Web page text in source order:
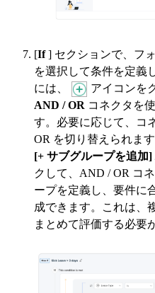
[If] セクションで、フ
を選択して条件を定義
には、
アイコンを
AND / OR コネクタを
す。必要に応じて、コ
OR を切り替えられます
[+ サブグループを追加
クして、AND / OR コ
ープを定義し、要件に
成できます。これは、
まとめて評価する必要